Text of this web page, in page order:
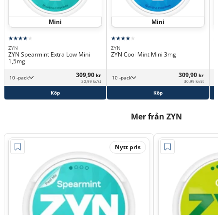
Mini
ZYN
ZYN Spearmint Extra Low Mini
1,5mg
10 -pack 309,90 kr
30,99 kr/st
Köp
Mini
ZYN
ZYN Cool Mint Mini 3mg
10 -pack 309,90 kr
30,99 kr/st
Köp
Mer från ZYN
Nytt pris